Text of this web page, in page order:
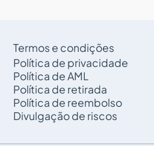
Como faço para alterar ou
minha conta?
Eu já tenho um Gabinete.
conta?
Múltiplas contas de trading na
Como posso verificar meu
Termos e condições
Política de privacidade
Política de AML
Política de retirada
Política de reembolso
Divulgação de riscos